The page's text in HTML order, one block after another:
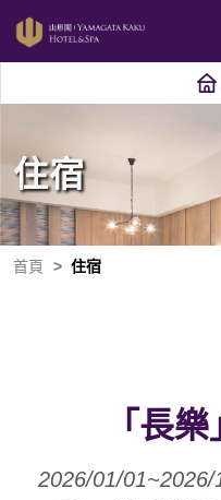
住宿
首頁 住宿
「長
2026/01/